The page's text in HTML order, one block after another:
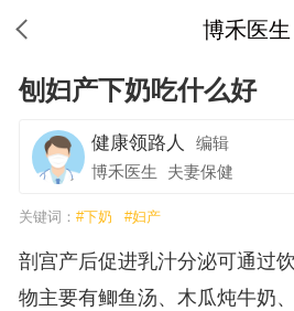
博禾医生
刨妇产下奶吃什么好
健康领路人
编辑
博禾医生
夫妻保健
关键词： #下奶 #妇产
剖宫产后促进乳汁分泌可通过
物主要有鲫鱼汤、木瓜炖牛奶